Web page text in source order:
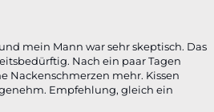
mein Mann war sehr skeptisch. Das
Nach ein paar Tagen
Nackenschmerzen mehr. Kissen
Empfehlung, gleich ein